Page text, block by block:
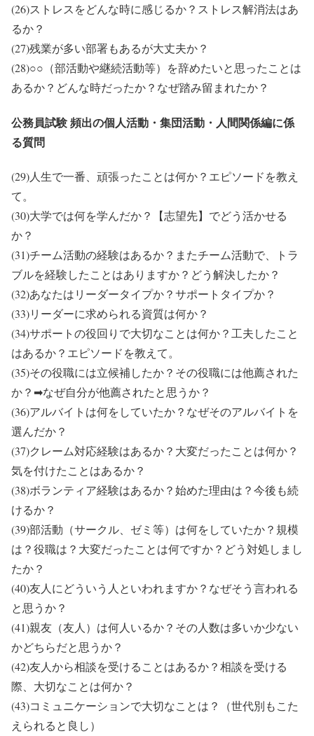
(26)ストレスをどんな時に感じるか？ストレス解消法はあ
るか？
(27)残業が多い部署もあるが大丈夫か？
(28)○○（部活動や継続活動等）を辞めたいと思ったことは
あるか？どんな時だったか？なぜ踏み留まれたか？
公務員試験 頻出の個人活動・集団活動・人間関係編に係
る質問
(29)人生で一番、頑張ったことは何か？エピソードを教え
て。
(30)大学では何を学んだか？【志望先】でどう活かせる
か？
(31)チーム活動の経験はあるか？またチーム活動で、トラ
ブルを経験したことはありますか？どう解決したか？
(32)あなたはリーダータイプか？サポートタイプか？
(33)リーダーに求められる資質は何か？
(34)サポートの役回りで大切なことは何か？工夫したこと
はあるか？エピソードを教えて。
(35)その役職には立候補したか？その役職には他薦された
か？➡なぜ自分が他薦されたと思うか？
(36)アルバイトは何をしていたか？なぜそのアルバイトを
選んだか？
(37)クレーム対応経験はあるか？大変だったことは何か？
気を付けたことはあるか？
(38)ボランティア経験はあるか？始めた理由は？今後も続
けるか？
(39)部活動（サークル、ゼミ等）は何をしていたか？規模
は？役職は？大変だったことは何ですか？どう対処しまし
たか？
(40)友人にどういう人といわれますか？なぜそう言われる
と思うか？
(41)親友（友人）は何人いるか？その人数は多いか少ない
かどちらだと思うか？
(42)友人から相談を受けることはあるか？相談を受ける
際、大切なことは何か？
(43)コミュニケーションで大切なことは？（世代別もこた
えられると良し）